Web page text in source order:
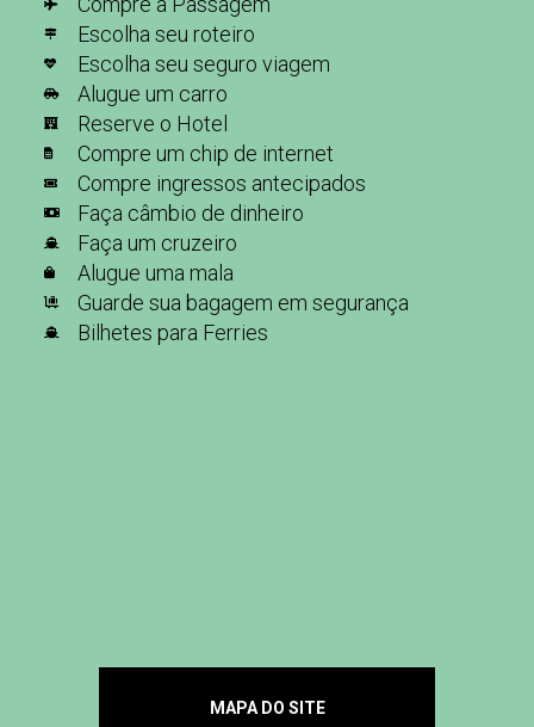
Escolha seu roteiro
Escolha seu seguro viagem
Alugue um carro
Reserve o Hotel
Compre um chip de internet
Compre ingressos antecipados
Faça câmbio de dinheiro
Faça um cruzeiro
Alugue uma mala
Guarde sua bagagem em segurança
Bilhetes para Ferries
MAPA DO SITE